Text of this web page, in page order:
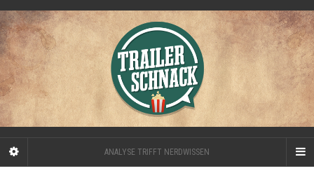
ANALYSE TRIFFT NERDWISSEN